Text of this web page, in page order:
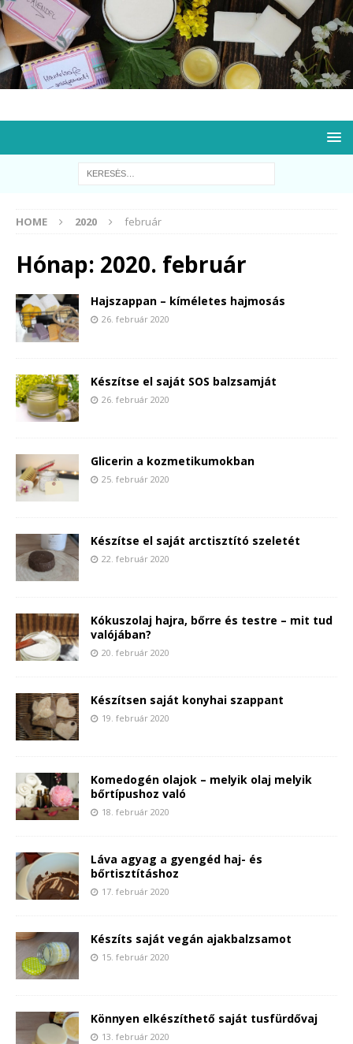
HOME 2020 február
Hónap: 2020. február
Hajszappan – kíméletes hajmosás
26. február 2020
Készítse el saját SOS balzsamját
26. február 2020
Glicerin a kozmetikumokban
25. február 2020
Készítse el saját arctisztító szeletét
22. február 2020
Kókuszolaj hajra, bőrre és testre – mit tud
valójában?
20. február 2020
Készítsen saját konyhai szappant
19. február 2020
Komedogén olajok – melyik olaj melyik
bőrtípushoz való
18. február 2020
Láva agyag a gyengéd haj- és
bőrtisztításhoz
17. február 2020
Készíts saját vegán ajakbalzsamot
15. február 2020
Könnyen elkészíthető saját tusfürdővaj
13. február 2020